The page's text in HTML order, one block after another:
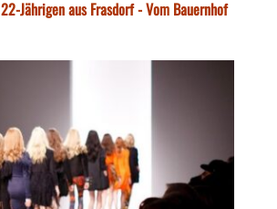
Jährigen aus Frasdorf - Vom Bauernhof